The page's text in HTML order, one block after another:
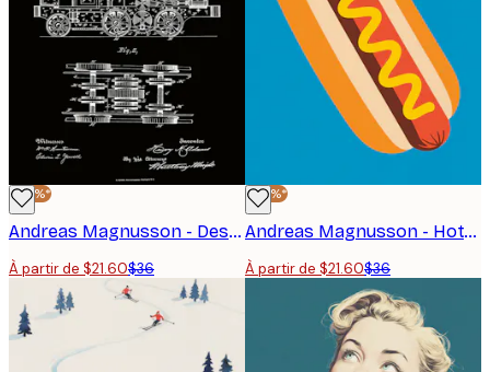
-40%*
Andreas Magnusson - Dessin de brevet de locomotive vintage Affiche
À partir de $21.60$36
-40%*
Andreas Magnusson - Hot-dog Classique Poster
À partir de $21.60$36